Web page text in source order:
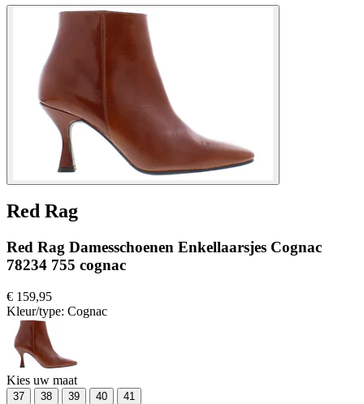
Red Rag
Red Rag Damesschoenen Enkellaarsjes Cognac
78234 755 cognac
€ 159,95
Kleur/type: Cognac
Kies uw maat
37 38 39 40 41